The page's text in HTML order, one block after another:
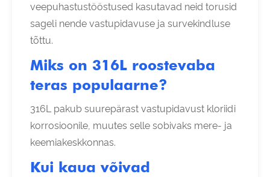
veepuhastustööstused kasutavad neid torusid
sageli nende vastupidavuse ja survekindluse
tõttu.
Miks on 316L roostevaba
teras populaarne?
316L pakub suurepärast vastupidavust kloriidi
korrosioonile, muutes selle sobivaks mere- ja
keemiakeskkonnas.
Kui kaua võivad